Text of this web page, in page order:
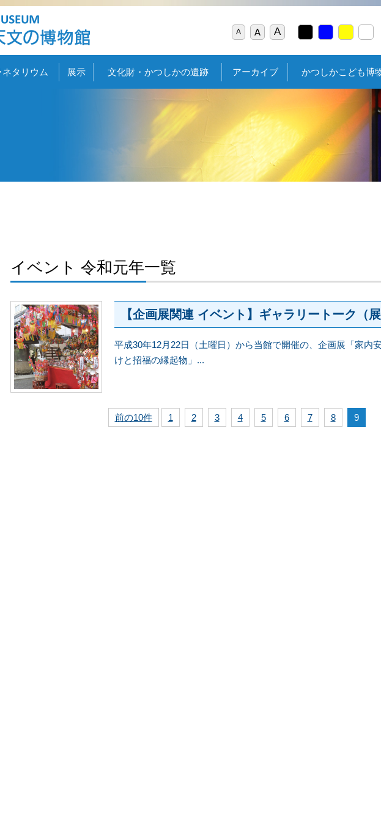
A A A
ネタリウム 展示 文化財・かつしかの遺跡 アーカイブ かつしかこども博
イベント 令和元年一覧
【企画展関連 イベント】ギャラリートーク（展
平成30年12月22日（土曜日）から当館で開催の、企画展「家
けと招福の縁起物」...
前の10件 1 2 3 4 5 6 7 8 9